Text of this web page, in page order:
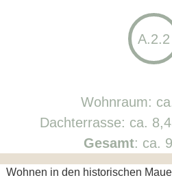
A.2.2
Wohnraum:
Dachterrasse: ca.
Gesamt: ca.
Wohnen in den historischen